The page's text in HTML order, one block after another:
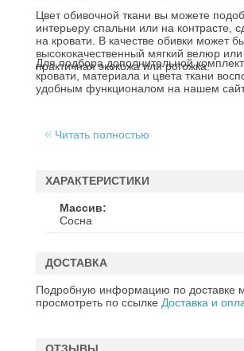
Цвет обивочной ткани вы можете
интерьеру спальни или на контрасте,
на кровати. В качестве обивки может
высококачественный мягкий велюр или
практичная экокожа или рогожка.
Для подбора дополнительной
кровати, материала и цвета ткани
удобным функционалом на нашем
Читать полностью
ХАРАКТЕРИСТИКИ
Массив
Сосна
ДОСТАВКА
Подробную информацию по доставке
просмотреть по ссылке Доставка и